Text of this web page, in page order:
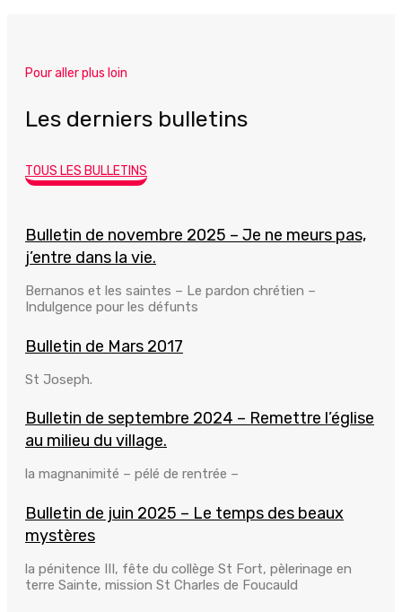
Pour aller plus loin
Les derniers bulletins
TOUS LES BULLETINS
Bulletin de novembre 2025 – Je ne meurs pas,
j’entre dans la vie.
Bernanos et les saintes – Le pardon chrétien –
Indulgence pour les défunts
Bulletin de Mars 2017
St Joseph.
Bulletin de septembre 2024 – Remettre l’église
au milieu du village.
la magnanimité – pélé de rentrée –
Bulletin de juin 2025 – Le temps des beaux
mystères
la pénitence III, fête du collège St Fort, pèlerinage en
terre Sainte, mission St Charles de Foucauld